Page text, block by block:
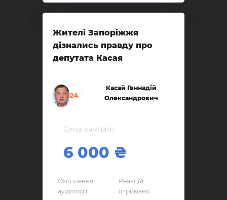
Жителі Запоріжжя
дізнались правду про
депутата Касая
24
Касай Геннадій
Олександрович
Сума кампанії
6 000
Охоплення
аудиторії
Реакцій
отримано